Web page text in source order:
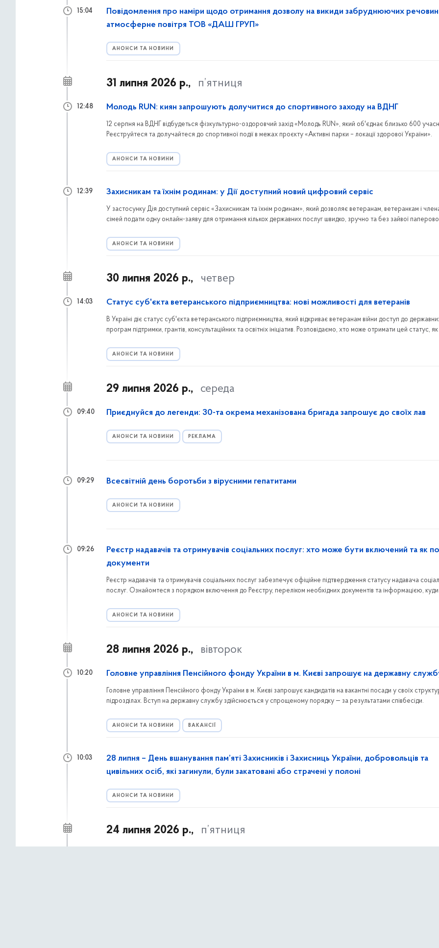
Повідомлення про наміри щодо отримання дозволу на викиди забруднюючих речовин
атмосферне повітря ТОВ «ДАШ ГРУП»
АНОНСИ ТА НОВИНИ
15:04
31 липня 2026 р., п’ятниця
Молодь RUN: киян запрошують долучитися до спортивного заходу на ВДНГ
12 серпня на ВДНГ відбудеться фізкультурно-оздоровчий захід «Молодь RUN», який об'єднає близько 600
Реєструйтеся та долучайтеся до спортивної події в межах проєкту «Активні парки – локації здорової України».
АНОНСИ ТА НОВИНИ
12:48
Захисникам та їхнім родинам: у Дії доступний новий цифровий сервіс
У застосунку Дія доступний сервіс «Захисникам та їхнім родинам», який дозволяє ветеранам, ветеранкам і
сімей подати одну онлайн-заяву для отримання кількох державних послуг швидко, зручно та без зайвої
АНОНСИ ТА НОВИНИ
12:39
30 липня 2026 р., четвер
Статус суб'єкта ветеранського підприємництва: нові можливості для ветеранів
В Україні діє статус суб'єкта ветеранського підприємництва, який відкриває ветеранам війни доступ до
програм підтримки, грантів, консультаційних та освітніх ініціатив. Розповідаємо, хто може отримати цей статус,
АНОНСИ ТА НОВИНИ
14:03
29 липня 2026 р., середа
Приєднуйся до легенди: 30-та окрема механізована бригада запрошує до своїх лав
АНОНСИ ТА НОВИНИ РЕКЛАМА
09:40
Всесвітній день боротьби з вірусними гепатитами
АНОНСИ ТА НОВИНИ
09:29
Реєстр надавачів та отримувачів соціальних послуг: хто може бути включений та як
документи
Реєстр надавачів та отримувачів соціальних послуг забезпечує офіційне підтвердження статусу надавача
послуг. Ознайомтеся з порядком включення до Реєстру, переліком необхідних документів та інформацією, куди
АНОНСИ ТА НОВИНИ
09:26
28 липня 2026 р., вівторок
Головне управління Пенсійного фонду України в м. Києві запрошує на державну
Головне управління Пенсійного фонду України в м. Києві запрошує кандидатів на вакантні посади у своїх
підрозділах. Вступ на державну службу здійснюється у спрощеному порядку — за результатами співбесіди.
АНОНСИ ТА НОВИНИ ВАКАНСІЇ
10:20
28 липня – День вшанування пам’яті Захисників і Захисниць України, добровольців та
цивільних осіб, які загинули, були закатовані або страчені у полоні
АНОНСИ ТА НОВИНИ
10:03
24 липня 2026 р., п’ятниця